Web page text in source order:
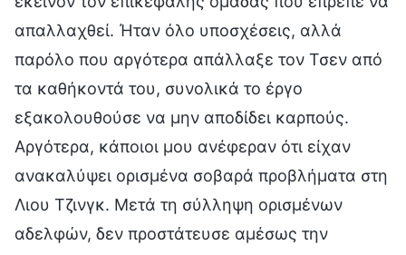
απαλλαχθεί. Ήταν όλο υποσχέσεις, αλλά
παρόλο που αργότερα απάλλαξε τον Τσεν από
τα καθήκοντά του, συνολικά το έργο
εξακολουθούσε να μην αποδίδει καρπούς.
Αργότερα, κάποιοι μου ανέφεραν ότι είχαν
ανακαλύψει ορισμένα σοβαρά προβλήματα στη
Λιου Τζινγκ. Μετά τη σύλληψη ορισμένων
αδελφών, δεν προστάτευσε αμέσως την